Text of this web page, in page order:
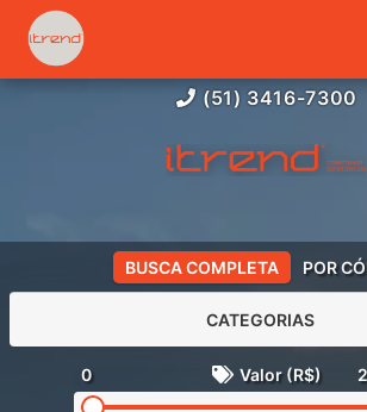
(51) 3416-7300
BUSCA COMPLETA POR
CATEGORIAS
0 Valor (R$)